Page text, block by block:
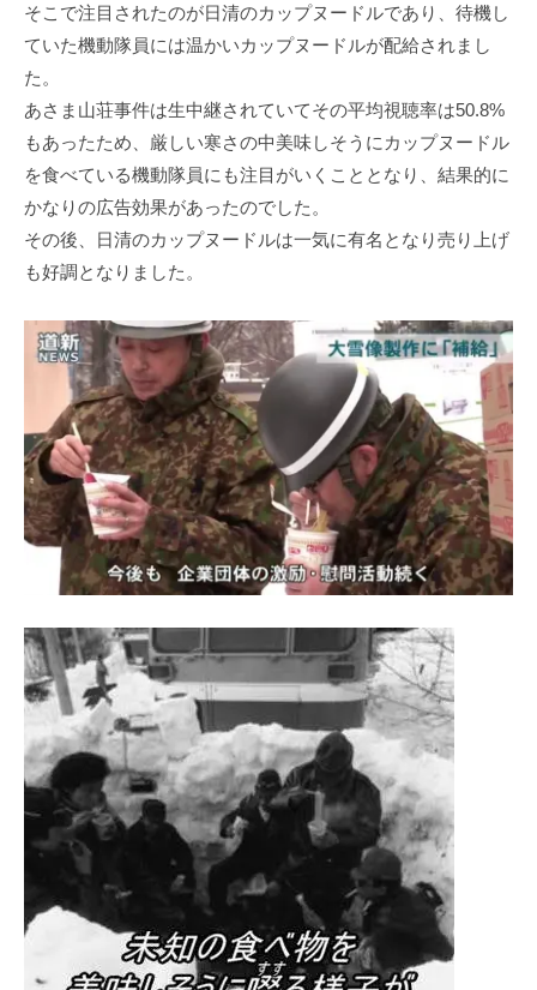
そこで注⽬されたのが⽇清のカップヌードルであり、待機し
ていた機動隊員には温かいカップヌードルが配給されまし
た。
あさま⼭荘事件は⽣中継されていてその平均視聴率は50.8%
もあったため、厳しい寒さの中美味しそうにカップヌードル
を⾷べている機動隊員にも注⽬がいくこととなり、結果的に
かなりの広告効果があったのでした。
その後、⽇清のカップヌードルは⼀気に有名となり売り上げ
も好調となりました。